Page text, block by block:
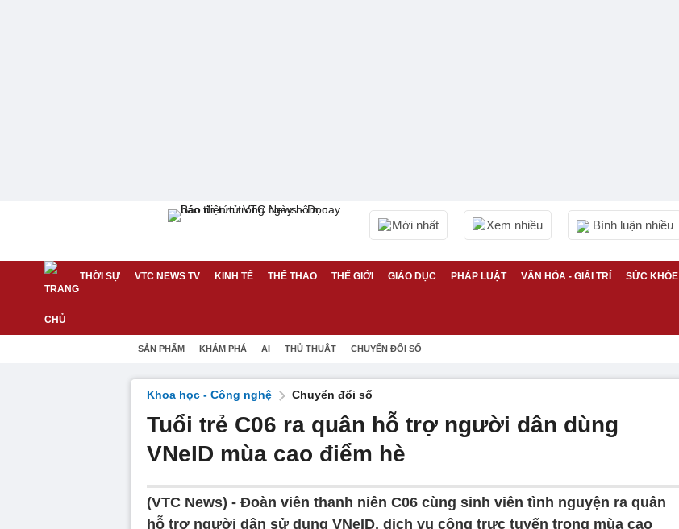
Mới nhất Xem nhiều Bình luận nhiều
THỜI SỰ VTC NEWS TV KINH TẾ THỂ THAO THẾ GIỚI GIÁO DỤC PHÁP LUẬT VĂN HÓA - GIẢI TRÍ SỨC KHỎE
SẢN PHẨM KHÁM PHÁ AI THỦ THUẬT CHUYỂN ĐỔI SỐ
Khoa học - Công nghệ Chuyển đổi số
Tuổi trẻ C06 ra quân hỗ trợ người dân dùng
VNeID mùa cao điểm hè
(VTC News) - Đoàn viên thanh niên C06 cùng sinh viên tình nguyện ra quân
hỗ trợ người dân sử dụng VNeID, dịch vụ công trực tuyến trong mùa cao